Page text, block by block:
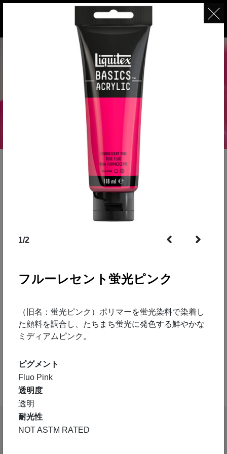
ベーシックス
ファインアート用顔料なのに、大作や日々の制
ワンプライス大容量アクリル絵具
1/2
フルーレセント蛍光ピンク
（旧名：蛍光ピンク）ポリマーを蛍光染料で染着し
た顔料を調合し、たちまち蛍光に発色する鮮やかな
ミディアムピンク。
ピグメント
Fluo Pink
透明度
透明
耐光性
NOT ASTM RATED